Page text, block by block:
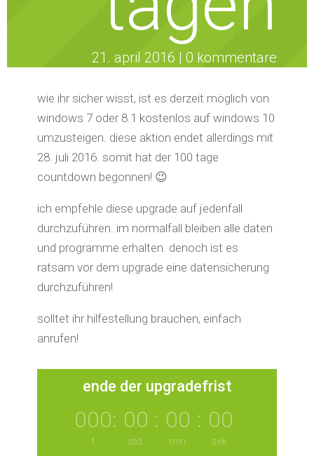
21. april 2016 0 kommentare
wie ihr sicher wisst, ist es derzeit möglich von
windows 7 oder 8.1 kostenlos auf windows 10
umzusteigen. diese aktion endet allerdings mit
28. juli 2016. somit hat der 100 tage
countdown begonnen! 😉
ich empfehle diese upgrade auf jedenfall
durchzuführen. im normalfall bleiben alle daten
und programme erhalten. denoch ist es
ratsam vor dem upgrade eine datensicherung
durchzuführen!
solltet ihr hilfestellung brauchen, einfach
anrufen!
ende der upgradefrist
000
t
: 00
std.
: 00
min.
: 00
sek.